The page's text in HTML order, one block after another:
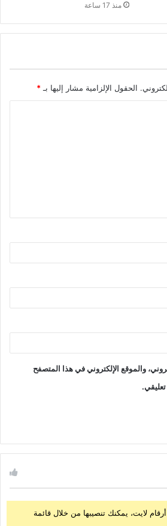
منذ 17 ساعة
الحقول الإلزامية مشار إليها بـ*
والموقع الإلكتروني في هذا المتصفح
لايت، يمكنك تنصيبها من خلال قائمة